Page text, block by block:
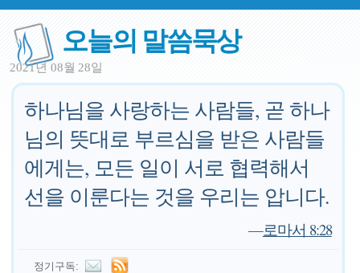
오늘의 말씀묵상
2021년 08월 28일
하나님을 사랑하는 사람들, 곧 하나
님의 뜻대로 부르심을 받은 사람들
에게는, 모든 일이 서로 협력해서
선을 이룬다는 것을 우리는 압니다.
—로마서 8:28
정기구독: